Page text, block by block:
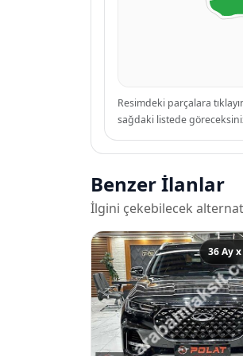
Resimdeki parçalara
sağdaki listede
Benzer İlanlar
İlgini çekebilecek
36 Ay